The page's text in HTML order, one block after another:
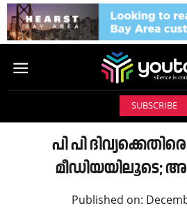
SUBSCRIBE
പി പി
മീഡിയയിലൂടെ;
Published on: